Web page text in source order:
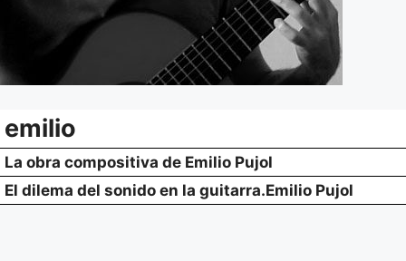
emilio
La obra compositiva de Emilio Pujol
El dilema del sonido en la guitarra.Emilio Pujol